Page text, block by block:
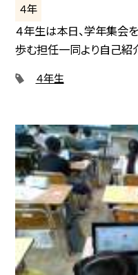
４年
４年生は本日、学年集会
歩む担任一同より自己紹
４年生